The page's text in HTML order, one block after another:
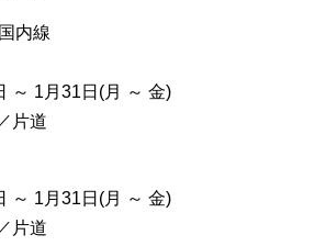
内線
～ 1月31日(月 ～ 金)
片道
～ 1月31日(月 ～ 金)
片道